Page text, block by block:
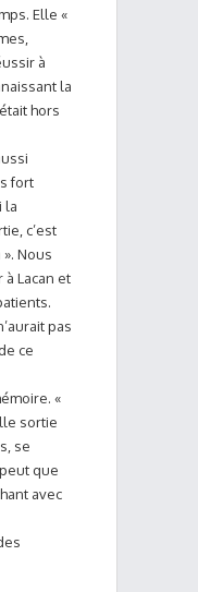
Elle «
à
la
hors
fort
la
c’est
Nous
Lacan et
pas
ce
«
sortie
se
que
avec